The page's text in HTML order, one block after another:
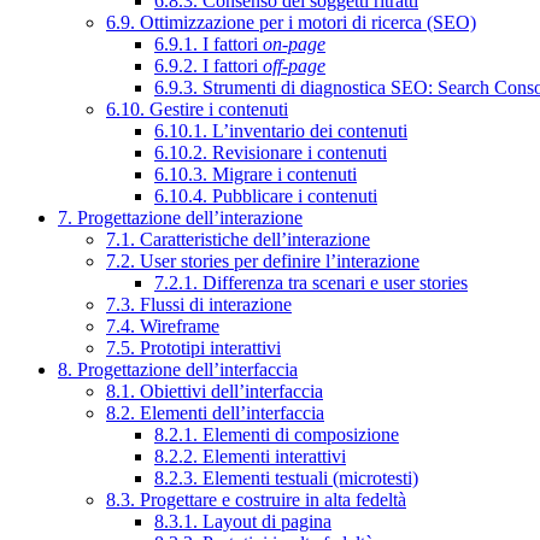
6.9. Ottimizzazione per i motori di ricerca (SEO)
6.9.1. I fattori on-page
6.9.2. I fattori off-page
6.9.3. Strumenti di diagnostica SEO: Search
6.10. Gestire i contenuti
6.10.1. L’inventario dei contenuti
6.10.2. Revisionare i contenuti
6.10.3. Migrare i contenuti
6.10.4. Pubblicare i contenuti
7. Progettazione dell’interazione
7.1. Caratteristiche dell’interazione
7.2. User stories per definire l’interazione
7.2.1. Differenza tra scenari e user stories
7.3. Flussi di interazione
7.4. Wireframe
7.5. Prototipi interattivi
8. Progettazione dell’interfaccia
8.1. Obiettivi dell’interfaccia
8.2. Elementi dell’interfaccia
8.2.1. Elementi di composizione
8.2.2. Elementi interattivi
8.2.3. Elementi testuali (microtesti)
8.3. Progettare e costruire in alta fedeltà
8.3.1. Layout di pagina